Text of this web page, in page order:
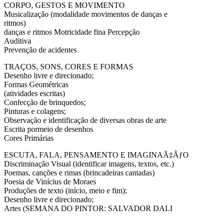
CORPO, GESTOS E MOVIMENTO
Musicalização (modalidade movimentos de danças e
ritmos)
danças e ritmos Motricidade fina Percepção
Auditiva
Prevenção de acidentes
TRAÇOS, SONS, CORES E FORMAS
Desenho livre e direcionado;
Formas Geométricas
(atividades escritas)
Confecção de brinquedos;
Pinturas e colagens;
Observação e identificação de diversas obras de arte
Escrita pormeio de desenhos
Cores Primárias
ESCUTA, FALA, PENSAMENTO E IMAGINAÃ‡ÃƒO
Discriminação Visual (identificar imagens, textos, etc.)
Poemas, canções e rimas (brincadeiras cantadas)
Poesia de Vinícius de Moraes
Produções de texto (início, meio e fim);
Desenho livre e direcionado;
Artes (SEMANA DO PINTOR: SALVADOR DALI